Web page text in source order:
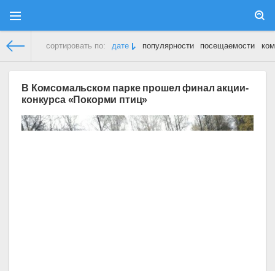
сортировать по: дате популярности посещаемости
В Комсомальском парке прошел финал акции-
конкурса «Покорми птиц»